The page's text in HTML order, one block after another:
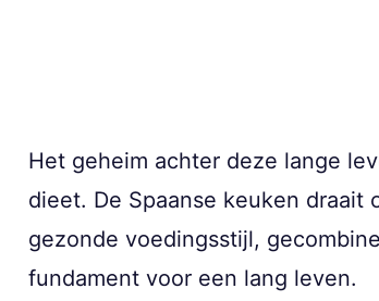
Het geheim achter deze lange
dieet. De Spaanse keuken
gezonde voedingsstijl,
fundament voor een lang leven.